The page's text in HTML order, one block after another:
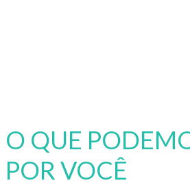
O QUE
POR VOCÊ